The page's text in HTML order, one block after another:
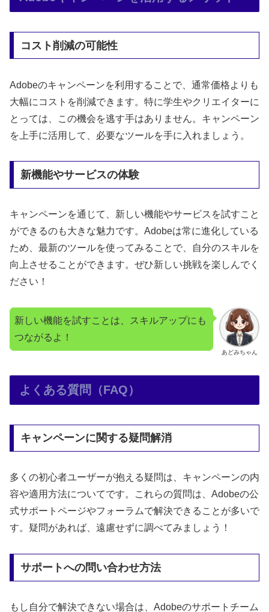
コスト削減の可能性
Adobeのキャンペーンを利用することで、通常価格よりも
大幅にコストを削減できます。特に学生やクリエイターに
とっては、この機会を逃す手はありません。キャンペーン
を上手に活用して、必要なツールを手に入れましょう。
新機能やサービスの体験
キャンペーンを通じて、新しい機能やサービスを試すこと
ができるのも大きな魅力です。Adobeは常に進化している
ため、最新のツールを使ってみることで、自分のスキルを
向上させることができます。ぜひ新しい挑戦を楽しんでく
ださい！
あどみちゃん
新しい機能を試すことは、スキルアップにも
つながるよ！
よくある質問（FAQ）
キャンペーンに関する疑問解消
多くの初心者ユーザーが抱える疑問は、キャンペーンの内
容や適用方法についてです。これらの質問は、Adobeの公
式サポートページやフォーラムで解決できることが多いで
す。疑問があれば、遠慮せずに調べてみましょう！
サポートへの問い合わせ方法
もし自分で解決できない場合は、Adobeのサポートチーム